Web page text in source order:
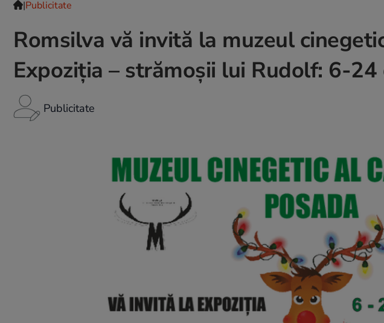
|Publicitate
Romsilva vă invită la muzeul
Expoziția – strămoșii lui Rudolf: 6-24
Publicitate